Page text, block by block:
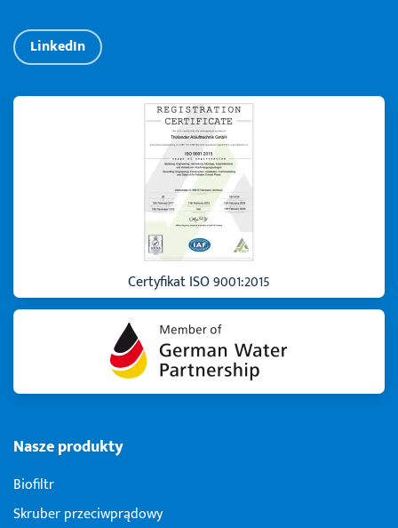
LinkedIn
Nasze produkty
Biofiltr
Skruber przeciwprądowy
Certyfikat ISO 9001:2015